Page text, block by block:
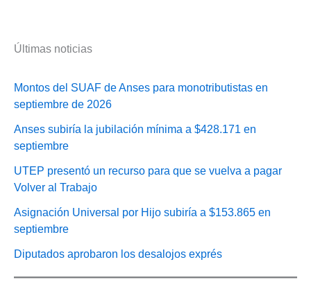
Últimas noticias
Montos del SUAF de Anses para monotributistas en
septiembre de 2026
Anses subiría la jubilación mínima a $428.171 en
septiembre
UTEP presentó un recurso para que se vuelva a pagar
Volver al Trabajo
Asignación Universal por Hijo subiría a $153.865 en
septiembre
Diputados aprobaron los desalojos exprés